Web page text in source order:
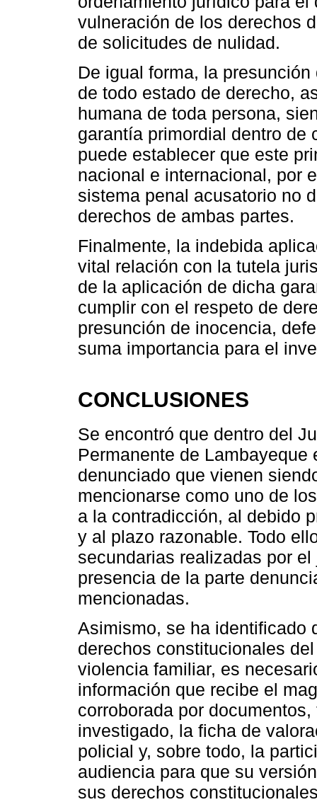
vulneración de los derechos
de solicitudes de nulidad.
De igual forma, la
de todo estado de derecho,
humana de toda persona,
garantía primordial dentro de
puede establecer que este
nacional e internacional, por
sistema penal acusatorio no
derechos de ambas partes.
Finalmente, la indebida
vital relación con la tutela
de la aplicación de dicha
cumplir con el respeto de
presunción de inocencia,
suma importancia para el
CONCLUSIONES
Se encontró que dentro del
Permanente de
denunciado que vienen
mencionarse como uno de
a la contradicción, al debido
y al plazo razonable. Todo
secundarias realizadas por
presencia de la parte
mencionadas.
Asimismo, se ha identificado
derechos constitucionales
violencia familiar, es
información que recibe el
corroborada por
investigado, la ficha de
policial y, sobre todo, la
audiencia para que su
sus derechos